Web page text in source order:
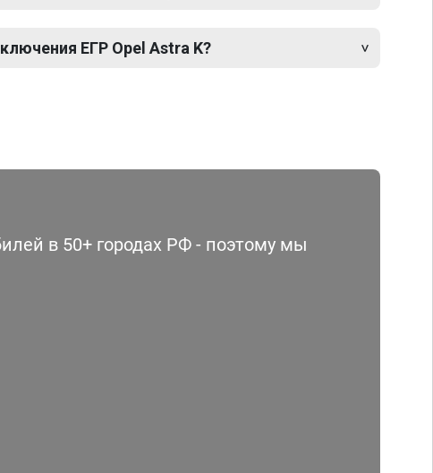
ЕГР Opel Astra K?
в 50+ городах РФ - поэтому мы